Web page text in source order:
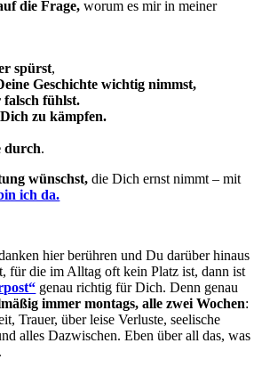
die Frage,worum es mir in meiner
spürst,
Geschichte wichtig nimmst,
fühlst.
zu kämpfen.
durch.
wünschst, die Dich ernst nimmt – mit
ich da.
hier berühren und Du darüber hinaus
für die im Alltag oft kein Platz ist, dann ist
genau richtig für Dich. Denn genau
immer montags, alle zwei Wochen:
Trauer, über leise Verluste, seelische
alles Dazwischen. Eben über all das, was